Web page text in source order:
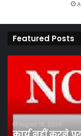
Featured Posts
ठेकेदार
को
जारी August 16, 2024